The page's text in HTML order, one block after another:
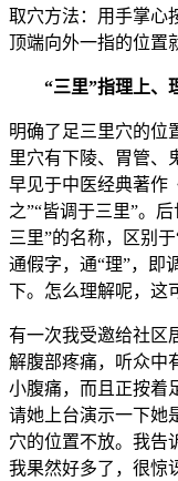
取穴方法：用手掌心
顶端向外一指的位置
“三里”指理上、
明确了足三里穴的位
里穴有下陵、胃管、
早见于中医经典著作
之”“皆调于三里”。
三里”的名称，区别
通假字，通“理”，即
下。怎么理解呢，这
有一次我受邀给社区
解腹部疼痛，听众中
小腹痛，而且正按着
请她上台演示一下她
穴的位置不放。我告
我果然好多了，很惊